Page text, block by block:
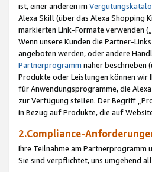
ist, einer anderen im
Alexa Skill (über das Alexa Shopping
markierten Link-Formate verwenden („
Wenn unsere Kunden die Partner-
angeboten werden, oder andere
Partnerprogramm näher beschrieben
Produkte oder Leistungen können wir
für Anwendungsprogramme, die
zur Verfügung stellen. Der Begriff
in Bezug auf Produkte, die auf
2.Compliance-
Ihre Teilnahme am Partnerprogramm
Sie sind verpflichtet, uns umgehend